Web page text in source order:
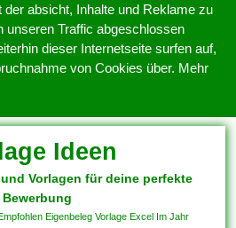
absicht, Inhalte und Reklame zu
unseren Traffic abgeschlossen
dieser Internetseite surfen auf,
von Cookies über. Mehr
Ideen
Vorlagen für deine perfekte
Bewerbung
Eigenbeleg Vorlage Excel Im Jahr